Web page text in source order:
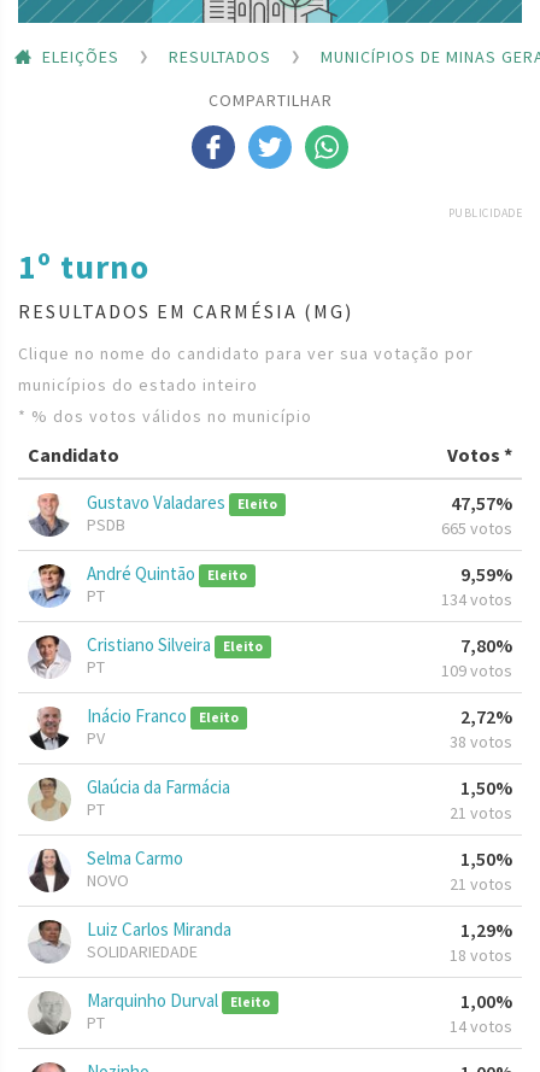
ELEIÇÕES RESULTADOS
MUNICÍPIOS DE MINAS
COMPARTILHAR
PUBLICIDADE
1º turno
RESULTADOS EM CARMÉSIA (MG)
Clique no nome do candidato para ver sua votação por
municípios do estado inteiro
* % dos votos válidos no município
Candidato Votos *
Gustavo Valadares Eleito
PSDB
47,57%
665 votos
André Quintão Eleito
PT
9,59%
134 votos
Cristiano Silveira Eleito
PT
7,80%
109 votos
Inácio Franco Eleito
PV
2,72%
38 votos
Glaúcia da Farmácia
PT
1,50%
21 votos
Selma Carmo
NOVO
1,50%
21 votos
Luiz Carlos Miranda
SOLIDARIEDADE
1,29%
18 votos
Marquinho Durval Eleito
PT
1,00%
14 votos